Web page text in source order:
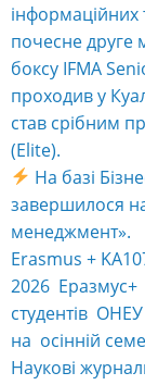
інформаційних
почесне друге
боксу IFMA
проходив у
став срібним
(Elite).
На базі
завершилося
менеджмент».
Erasmus +
2026 Еразмус+
студентів
на осінній
Наукові